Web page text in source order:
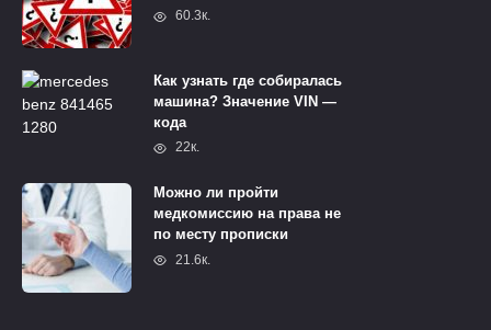
60.3к.
Как узнать где собиралась
машина? Значение VIN —
кода
22к.
Можно ли пройти
медкомиссию на права не
по месту прописки
21.6к.